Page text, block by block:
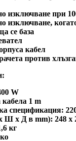
изключване при
изключване,
се база
кабел
против
W
1 m
спецификация:
Ш x Д в mm): 248 x
кг